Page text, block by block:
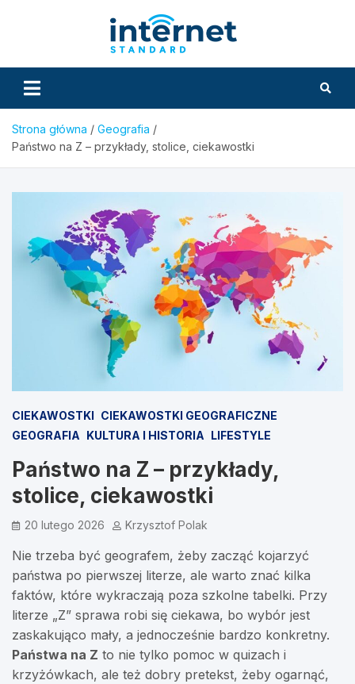
Strona główna
Geografia
Państwo na Z – przykłady, stolice, ciekawostki
CIEKAWOSTKI CIEKAWOSTKI GEOGRAFICZNE
GEOGRAFIA KULTURA I HISTORIA LIFESTYLE
Państwo na Z – przykłady,
stolice, ciekawostki
20 lutego 2026 Krzysztof Polak
Nie trzeba być geografem, żeby zacząć kojarzyć
państwa po pierwszej literze, ale warto znać kilka
faktów, które wykraczają poza szkolne tabelki. Przy
literze „Z” sprawa robi się ciekawa, bo wybór jest
zaskakująco mały, a jednocześnie bardzo konkretny.
Państwa na Z to nie tylko pomoc w quizach i
krzyżówkach, ale też dobry pretekst, żeby ogarnąć,